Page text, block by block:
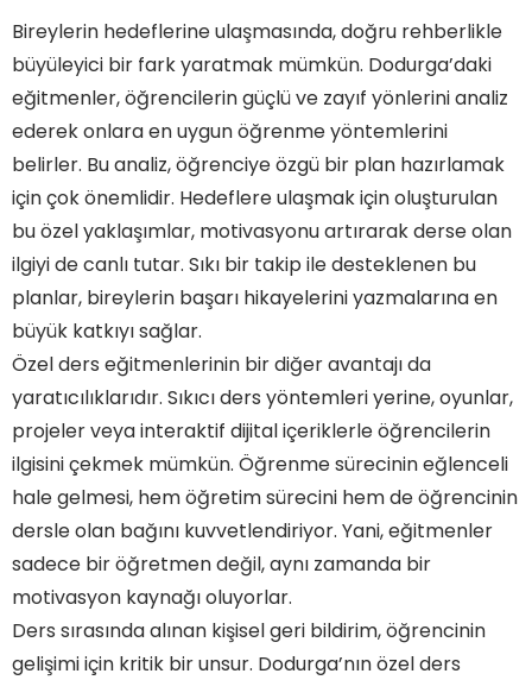
Bireylerin hedeflerine ulaşmasında, doğru rehberlikle
büyüleyici bir fark yaratmak mümkün. Dodurga’daki
eğitmenler, öğrencilerin güçlü ve zayıf yönlerini analiz
ederek onlara en uygun öğrenme yöntemlerini
belirler. Bu analiz, öğrenciye özgü bir plan hazırlamak
için çok önemlidir. Hedeflere ulaşmak için oluşturulan
bu özel yaklaşımlar, motivasyonu artırarak derse olan
ilgiyi de canlı tutar. Sıkı bir takip ile desteklenen bu
planlar, bireylerin başarı hikayelerini yazmalarına en
büyük katkıyı sağlar.
Özel ders eğitmenlerinin bir diğer avantajı da
yaratıcılıklarıdır. Sıkıcı ders yöntemleri yerine, oyunlar,
projeler veya interaktif dijital içeriklerle öğrencilerin
ilgisini çekmek mümkün. Öğrenme sürecinin eğlenceli
hale gelmesi, hem öğretim sürecini hem de öğrencinin
dersle olan bağını kuvvetlendiriyor. Yani, eğitmenler
sadece bir öğretmen değil, aynı zamanda bir
motivasyon kaynağı oluyorlar.
Ders sırasında alınan kişisel geri bildirim, öğrencinin
gelişimi için kritik bir unsur. Dodurga’nın özel ders